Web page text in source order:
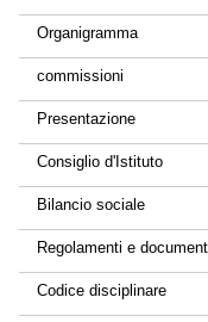
Organigramma
commissioni
Presentazione
Consiglio d'Istituto
Bilancio sociale
Regolamenti e
Codice disciplinare